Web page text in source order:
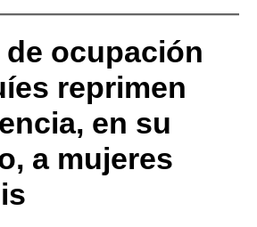
de ocupación
reprimen
en su
a mujeres